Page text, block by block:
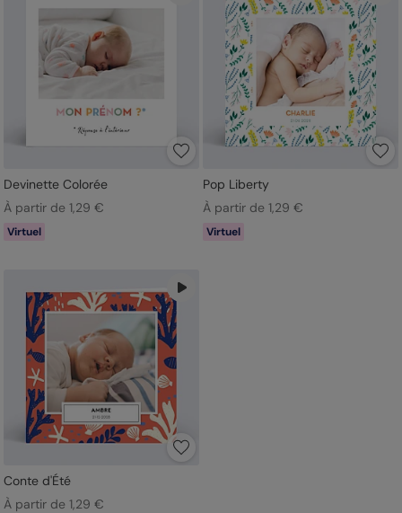
Devinette Colorée
À partir de 1,29 €
Virtuel
Pop Liberty
À partir de 1,29 €
Virtuel
Conte d'Été
À partir de 1,29 €